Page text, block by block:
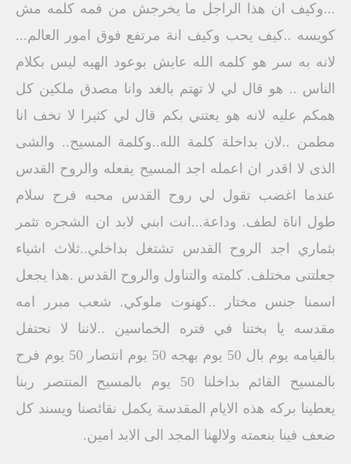
...وكيف ان هذا الراجل ما يخرجش من فمه كلمه مش
كويسه ..كيف يحب وكيف انة مرتفع فوق امور العالم...
لانه به سر هو كلمه الله عايش بوعود الهيه ليس بكلام
الناس .. هو قال لي لا تهتم بالغد وانا مصدق ملكين كل
همكم عليه لانه هو يعتني بكم قال لي كثيرا لا تخف انا
مطمن ..لان بداخلة كلمة الله..وكلمة المسيح.. والشى
الذى لا اقدر ان اعمله اجد المسيح يفعله والروح القدس
عندما اغضب تقول لي روح القدس محبه فرح سلام
طول اناة لطف. وداعة...انت ابني لابد ان الشجره تثمر
بثماري اجد الروح القدس تشتغل بداخلي..ثلاث اشياء
جعلتنى مختلف. كلمته والتناول والروح القدس .هذا يجعل
اسمنا جنس مختار ..كهنوت ملوكي. شعب مبرر امه
مقدسه يا بختنا في فتره الخماسين ..لاننا لا نحتفل
بالقيامه يوم بال 50 يوم بهجه 50 يوم انتصار 50 يوم فرح
بالمسيح القائم بداخلنا 50 يوم بالمسيح المنتصر ربنا
يعطينا بركه هذه الايام المقدسة يكمل نقائصنا ويسند كل
ضعف فينا بنعمته ولالهنا المجد الى الابد امين.